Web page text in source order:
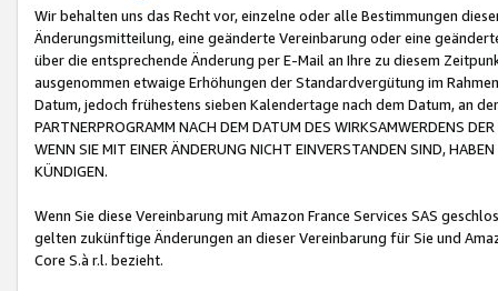
Wir behalten uns das Recht vor, einzelne oder alle Bestimmungen
Änderungsmitteilung, eine geänderte Vereinbarung oder eine
über die entsprechende Änderung per E-Mail an Ihre zu diesem
ausgenommen etwaige Erhöhungen der Standardvergütung im
Datum, jedoch frühestens sieben Kalendertage nach dem Datum, an
PARTNERPROGRAMM NACH DEM DATUM DES WIRKSAMWERDENS
WENN SIE MIT EINER ÄNDERUNG NICHT EINVERSTANDEN SIND,
KÜNDIGEN.
Wenn Sie diese Vereinbarung mit Amazon France Services SAS
gelten zukünftige Änderungen an dieser Vereinbarung für Sie und
Core S.à r.l. bezieht.